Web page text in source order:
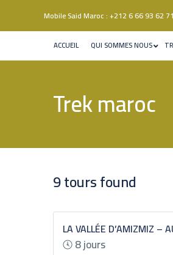
Mobile Said Maroc : +212 6 66 93 62 71
ACCUEIL QUI SOMMES NOUS
Trek maroc
9 tours found
LA VALLÉE D’AMIZMIZ –
8 jours